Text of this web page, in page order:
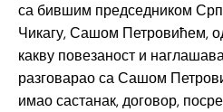
са бившим председником
Чикагу, Сашом Петровићем,
какву повезаност и
разговарао са Сашом
имао састанак, договор,